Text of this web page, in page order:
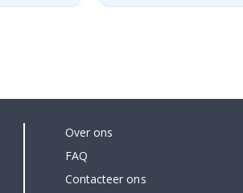
Over ons
FAQ
Contacteer ons